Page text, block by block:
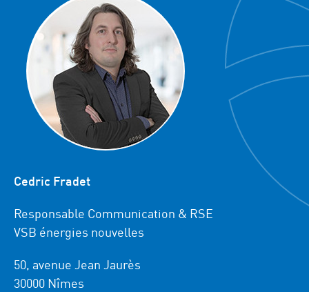
Cedric Fradet
Responsable Communication & RSE
VSB énergies nouvelles
50, avenue Jean Jaurès
30000 Nîmes